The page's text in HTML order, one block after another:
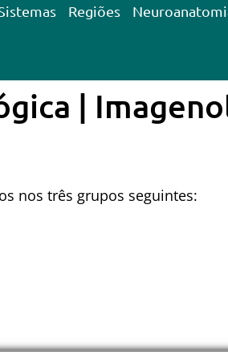
Regiões
|
nos três grupos seguintes: